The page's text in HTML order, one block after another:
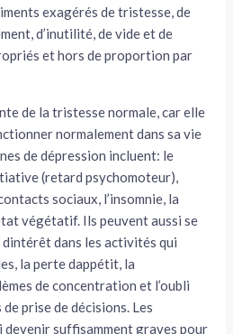
exagérés de tristesse, de
d’inutilité, de vide et de
et hors de proportion par
de la tristesse normale, car elle
normalement dans sa vie
de dépression incluent: le
(retard psychomoteur),
sociaux, l’insomnie, la
végétatif. Ils peuvent aussi se
dans les activités qui
la perte dappétit, la
de concentration et l’oubli
prise de décisions. Les
devenir suffisamment graves pour